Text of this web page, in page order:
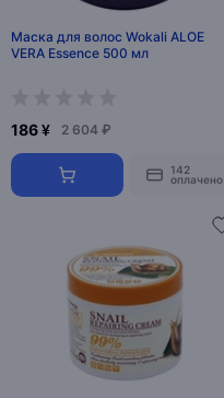
Маска для волос Wokali ALOE
VERA Essence 500 мл
186 ¥ 2 604 ₽
142
оплачено